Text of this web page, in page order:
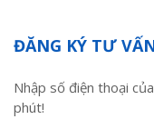
ĐĂNG KÝ TƯ
Nhập số điện thoại
phút!